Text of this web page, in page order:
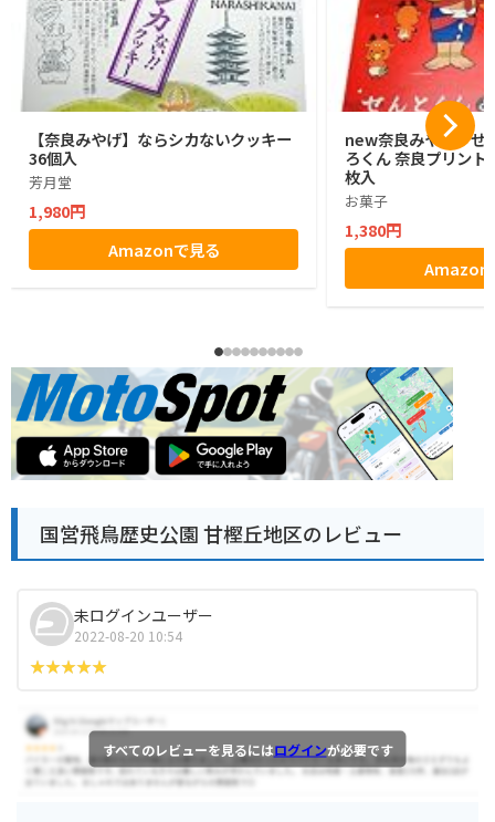
【奈良みやげ】ならシカないクッキー
36個入
芳月堂
1,980円
Amazonで見る
new奈良みやげ せ
ろくん 奈良プリン
枚入
お菓子
1,380円
Amazon
国営飛鳥歴史公園 甘樫丘地区のレビュー
未ログインユーザー
2022-08-20 10:54
すべてのレビューを見るにはログインが必要です